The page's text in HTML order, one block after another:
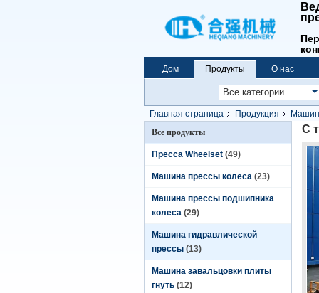
Дом Продукты О нас
Главная страница Продукция
Все продукты
Пресса Wheelset (49)
Машина прессы колеса (23)
Машина прессы подшипника
колеса (29)
Машина гидравлической
прессы (13)
Машина завальцовки плиты
гнуть (12)
C